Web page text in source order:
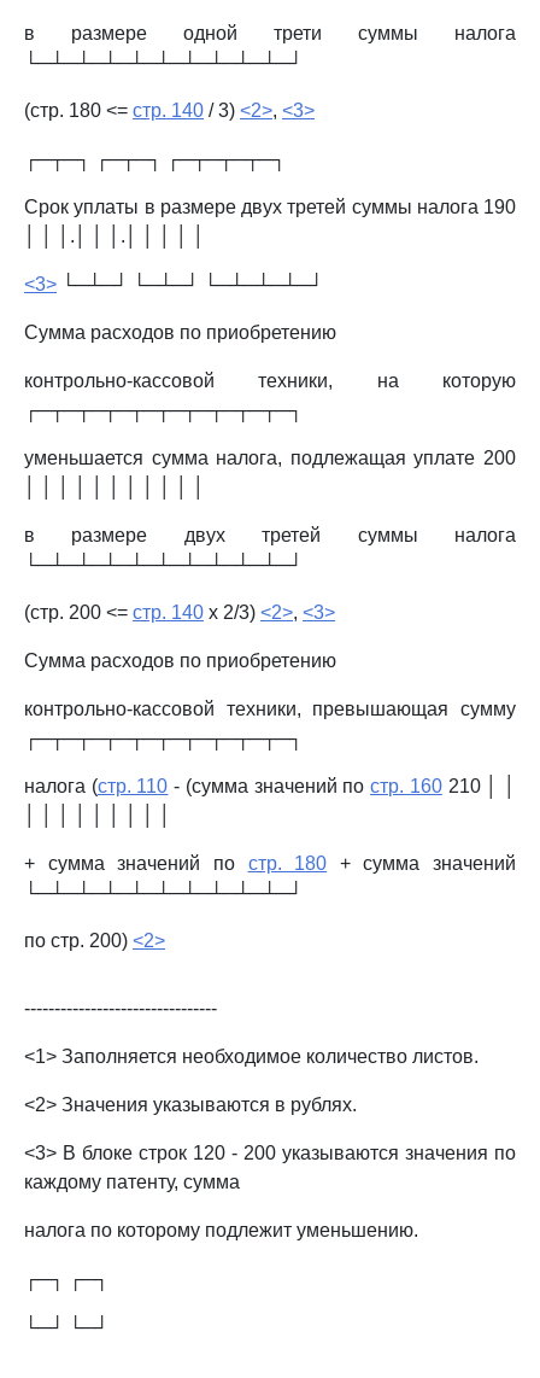
в размере одной трети суммы налога
└─┴─┴─┴─┴─┴─┴─┴─┴─┴─┘
(стр. 180 <= стр. 140 / 3) <2>, <3>
┌─┬─┐ ┌─┬─┐ ┌─┬─┬─┬─┐
Срок уплаты в размере двух третей суммы налога 190
│ │ │.│ │ │.│ │ │ │ │
<3> └─┴─┘ └─┴─┘ └─┴─┴─┴─┘
Сумма расходов по приобретению
контрольно-кассовой техники, на которую
┌─┬─┬─┬─┬─┬─┬─┬─┬─┬─┐
уменьшается сумма налога, подлежащая уплате 200
в размере двух третей суммы налога
└─┴─┴─┴─┴─┴─┴─┴─┴─┴─┘
(стр. 200 <= стр. 140 x 2/3) <2>, <3>
Сумма расходов по приобретению
контрольно-кассовой техники, превышающая сумму
┌─┬─┬─┬─┬─┬─┬─┬─┬─┬─┐
налога (стр. 110 - (сумма значений постр. 160210 │ │
+ сумма значений по стр. 180 + сумма значений
└─┴─┴─┴─┴─┴─┴─┴─┴─┴─┘
по стр. 200) <2>
--------------------------------
<1> Заполняется необходимое количество листов.
<2> Значения указываются в рублях.
<3> В блоке строк 120 - 200 указываются значения по
каждому патенту, сумма
налога по которому подлежит уменьшению.
┌─┐ ┌─┐
└─┘ └─┘